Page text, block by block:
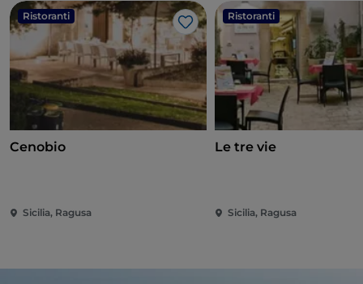
Ristoranti
Like
Cenobio
Sicilia, Ragusa
Ristoranti
Le tre vie
Sicilia, Ragusa